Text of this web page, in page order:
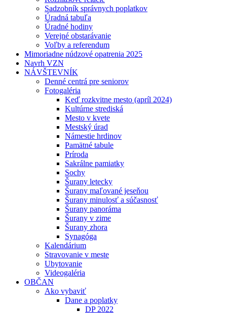
Sadzobník správnych poplatkov
Úradná tabuľa
Úradné hodiny
Verejné obstarávanie
Voľby a referendum
Mimoriadne núdzové opatrenia 2025
Navrh VZN
NÁVŠTEVNÍK
Denné centrá pre seniorov
Fotogaléria
Keď rozkvitne mesto (apríl 2024)
Kultúrne strediská
Mesto v kvete
Mestský úrad
Námestie hrdinov
Pamätné tabule
Príroda
Sakrálne pamiatky
Sochy
Šurany letecky
Šurany maľované jeseňou
Šurany minulosť a súčasnosť
Šurany panoráma
Šurany v zime
Šurany zhora
Synagóga
Kalendárium
Stravovanie v meste
Ubytovanie
Videogaléria
OBČAN
Ako vybaviť
Dane a poplatky
DP 2022